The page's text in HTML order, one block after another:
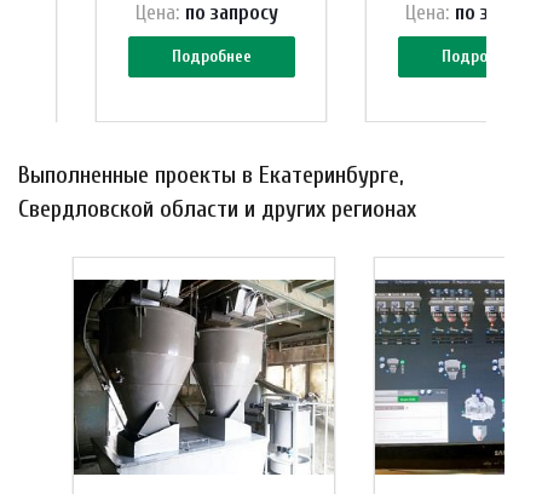
Подробнее
Цена: по запросу
Подробнее
Цена: по зап
Выполненные проекты в Екатеринбурге,
Свердловской области и других регионах